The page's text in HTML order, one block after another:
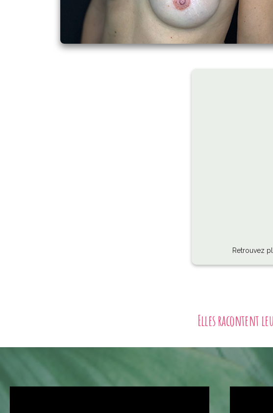
Retrouvez
Elles racontent